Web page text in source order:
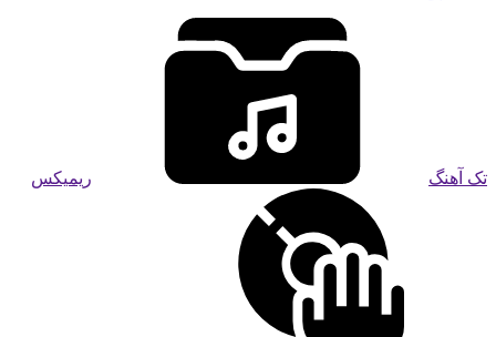
تک آهنگ ریمیکس